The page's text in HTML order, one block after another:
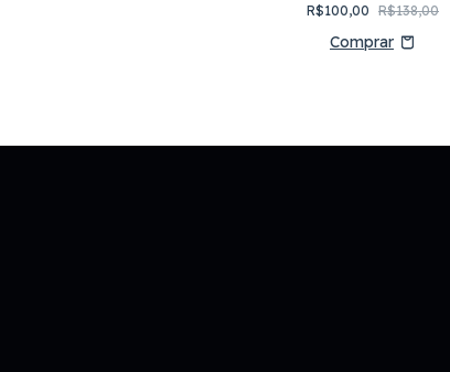
R$100,00 R$138,00